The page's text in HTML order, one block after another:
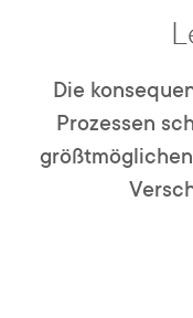
Die
Prozessen